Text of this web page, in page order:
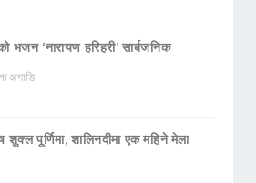
भजन ‘नारायण हरिहरी’ सार्बजनिक
अगाडि
पूर्णिमा, शालिनदीमा एक महिने मेला